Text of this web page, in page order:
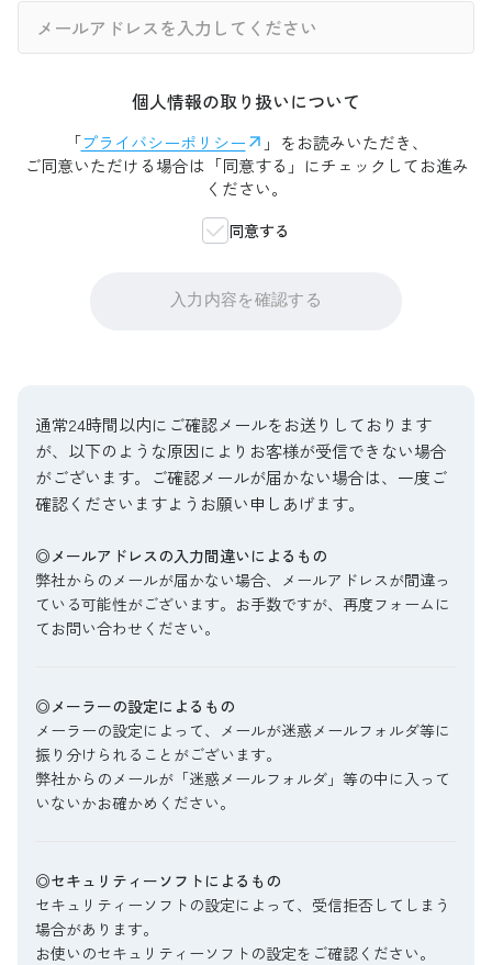
個人情報の取り扱いについて
「プライバシーポリシー
」をお読みいただき、
ご同意いただける場合は「同意する」にチェックしてお進み
ください。
同意する
入力内容を確認する
通常24時間以内にご確認メールをお送りしております
が、以下のような原因によりお客様が受信できない場合
がございます。ご確認メールが届かない場合は、一度ご
確認くださいますようお願い申しあげます。
◎メールアドレスの入力間違いによるもの
弊社からのメールが届かない場合、メールアドレスが間違っ
ている可能性がございます。お手数ですが、再度フォームに
てお問い合わせください。
◎メーラーの設定によるもの
メーラーの設定によって、メールが迷惑メールフォルダ等に
振り分けられることがございます。
弊社からのメールが「迷惑メールフォルダ」等の中に入って
いないかお確かめください。
◎セキュリティーソフトによるもの
セキュリティーソフトの設定によって、受信拒否してしまう
場合があります。
お使いのセキュリティーソフトの設定をご確認ください。